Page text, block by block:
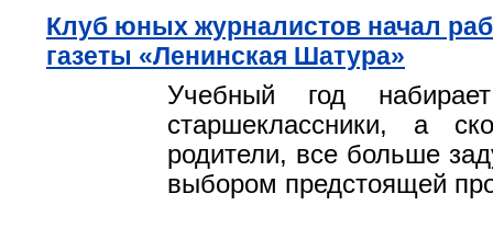
Клуб юных журналистов начал
газеты «Ленинская Шатура»
Учебный год
старшеклассники, а
родители, все больше
выбором предстоящей